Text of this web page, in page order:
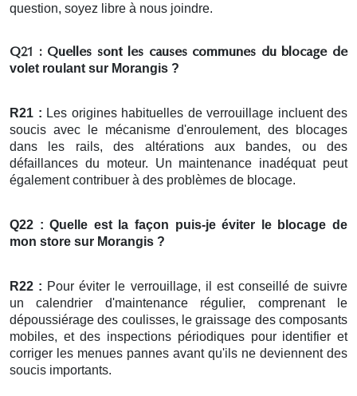
question, soyez libre à nous joindre.
Q21 : Quelles sont les causes communes du blocage de
volet roulant sur Morangis ?
R21 : Les origines habituelles de verrouillage incluent des
soucis avec le mécanisme d'enroulement, des blocages
dans les rails, des altérations aux bandes, ou des
défaillances du moteur. Un maintenance inadéquat peut
également contribuer à des problèmes de blocage.
Q22 : Quelle est la façon puis-je éviter le blocage de
mon store sur Morangis ?
R22 : Pour éviter le verrouillage, il est conseillé de suivre
un calendrier d'maintenance régulier, comprenant le
dépoussiérage des coulisses, le graissage des composants
mobiles, et des inspections périodiques pour identifier et
corriger les menues pannes avant qu'ils ne deviennent des
soucis importants.